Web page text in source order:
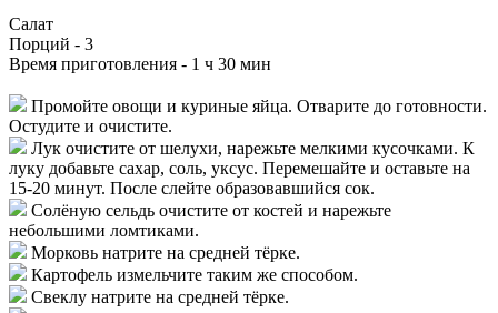
Салат
Порций - 3
Время приготовления - 1 ч 30 мин
Промойте овощи и куриные яйца. Отварите до готовности.
Остудите и очистите.
Лук очистите от шелухи, нарежьте мелкими кусочками. К
луку добавьте сахар, соль, уксус. Перемешайте и оставьте на
15-20 минут. После слейте образовавшийся сок.
Солёную сельдь очистите от костей и нарежьте
небольшими ломтиками.
Морковь натрите на средней тёрке.
Картофель измельчите таким же способом.
Свеклу натрите на средней тёрке.